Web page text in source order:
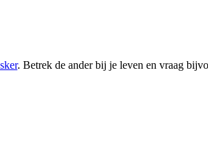
. Betrek de ander bij je leven en vraag